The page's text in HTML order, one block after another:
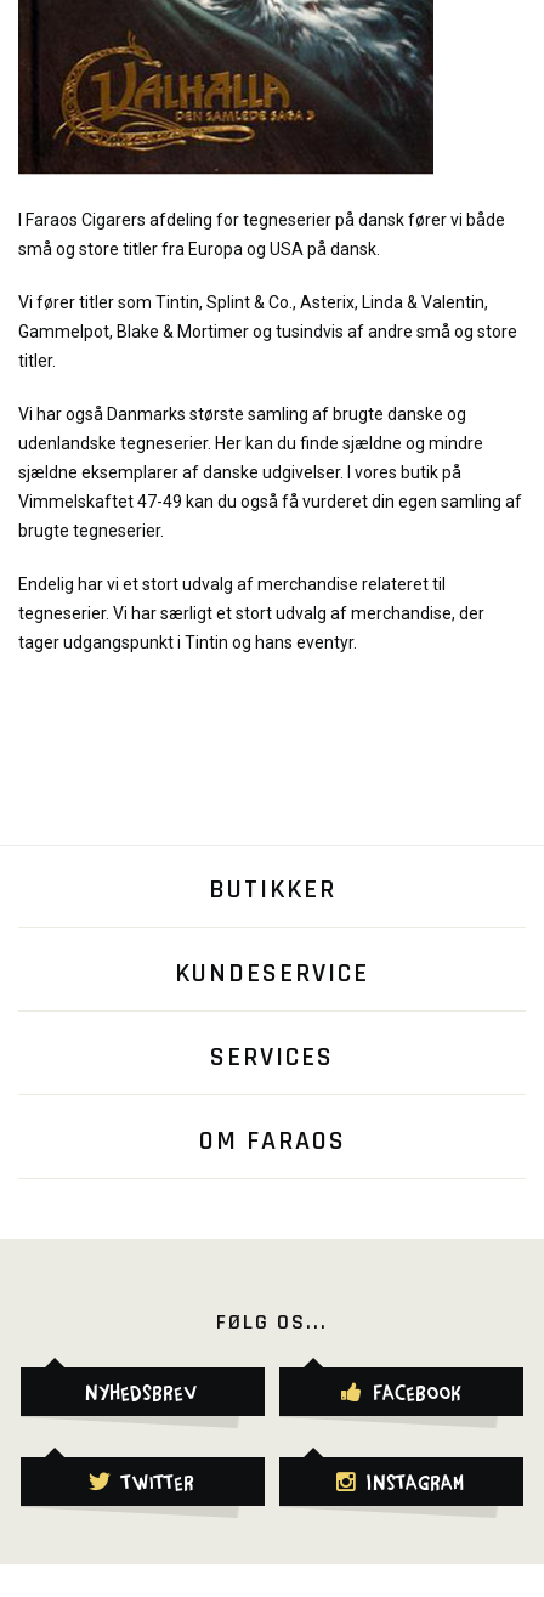
I Faraos Cigarers afdeling for tegneserier på dansk fører vi både
små og store titler fra Europa og USA på dansk.
Vi fører titler som Tintin, Splint & Co., Asterix, Linda & Valentin,
Gammelpot, Blake & Mortimer og tusindvis af andre små og store
titler.
Vi har også Danmarks største samling af brugte danske og
udenlandske tegneserier. Her kan du finde sjældne og mindre
sjældne eksemplarer af danske udgivelser. I vores butik på
Vimmelskaftet 47-49 kan du også få vurderet din egen samling af
brugte tegneserier.
Endelig har vi et stort udvalg af merchandise relateret til
tegneserier. Vi har særligt et stort udvalg af merchandise, der
tager udgangspunkt i Tintin og hans eventyr.
BUTIKKER
KUNDESERVICE
SERVICES
OM FARAOS
FØLG OS...
Nyhedsbrev Facebook
Twitter Instagram